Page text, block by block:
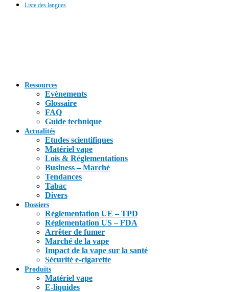
Liste des langues
Ressources
Evènements
Glossaire
FAQ
Guide technique
Actualités
Etudes scientifiques
Matériel vape
Lois & Réglementations
Business – Marché
Tendances
Tabac
Divers
Dossiers
Réglementation UE – TPD
Réglementation US – FDA
Arrêter de fumer
Marché de la vape
Impact de la vape sur la santé
Sécurité e-cigarette
Produits
Matériel vape
E-liquides